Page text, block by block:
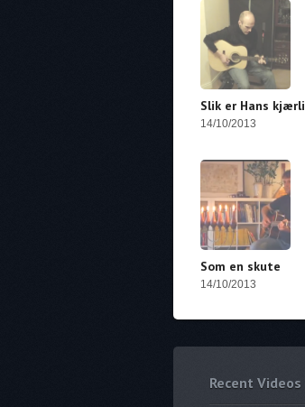
Slik er Hans
14/10/2013
Som en skute
14/10/2013
Recent Videos